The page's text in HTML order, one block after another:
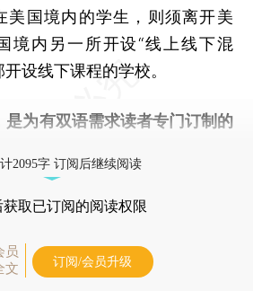
美国境内的学生，则须离开美
境内另一所开设“线上线下混
设线下课程的学校。
是为有双语需求读者专门订制的
2095字 订阅后继续阅读
获取已订阅的阅读权限
员
文
订阅/会员升级